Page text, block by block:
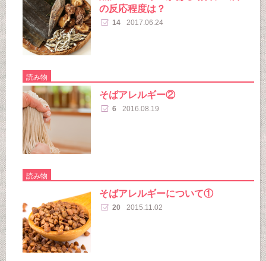
の反応程度は？
14 2017.06.24
読み物
そばアレルギー②
6 2016.08.19
読み物
そばアレルギーについて①
20 2015.11.02